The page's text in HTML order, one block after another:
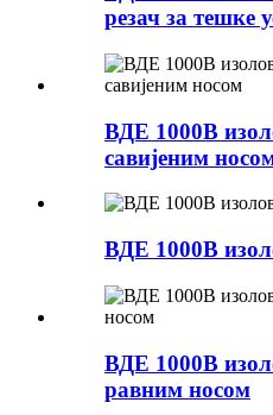
резач за тешке
ВДЕ 1000В
савијеним
ВДЕ 1000В
ВДЕ 1000В
равним носом